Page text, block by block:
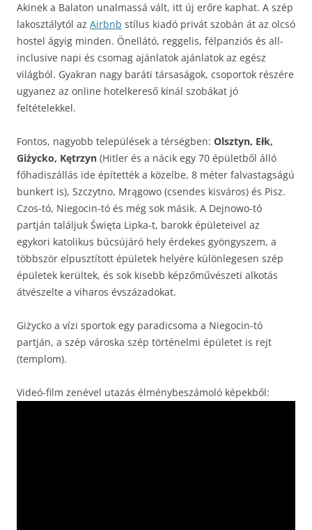
Akinek a Balaton unalmassá vált, itt új erőre kaphat. A szép
lakosztálytól az Airbnb stílus kiadó privát szobán át az olcsó
hostel ágyig minden. Önellátó, reggelis, félpanziós és all-
inclusive napi és csomag ajánlatok ajánlatok az egész
világból. Gyakran nagy baráti társaságok, csoportok részére
ugyanez az online hotelkereső kínál szobákat jó
feltételekkel.
Fontos, nagyobb települések a térségben: Olsztyn, Ełk,
Giżycko, Kętrzyn (Hitler és a nácik egy 70 épületből álló
főhadiszállás ide építették a közelbe, 8 méter falvastagságú
bunkert is), Szczytno, Mrągowo (csendes kisváros) és Pisz.
Czos-tó, Niegocin-tó és még sok másik. A Dejnowo-tó
partján találjuk Święta Lipka-t, barokk épületeivel az
egykori katolikus búcsújáró hely érdekes gyöngyszem, a
többször elpusztított épületek helyére különlegesen szép
épületek kerültek, és sok kisebb képzőművészeti alkotás
átvészelte a viharos évszázadokat.
Giżycko a vízi sportok egy paradicsoma a Niegocin-tó
partján, a szép városka szép történelmi épületet is rejt
(templom).
Videó-film zenével utazás élménybeszámoló képekből: